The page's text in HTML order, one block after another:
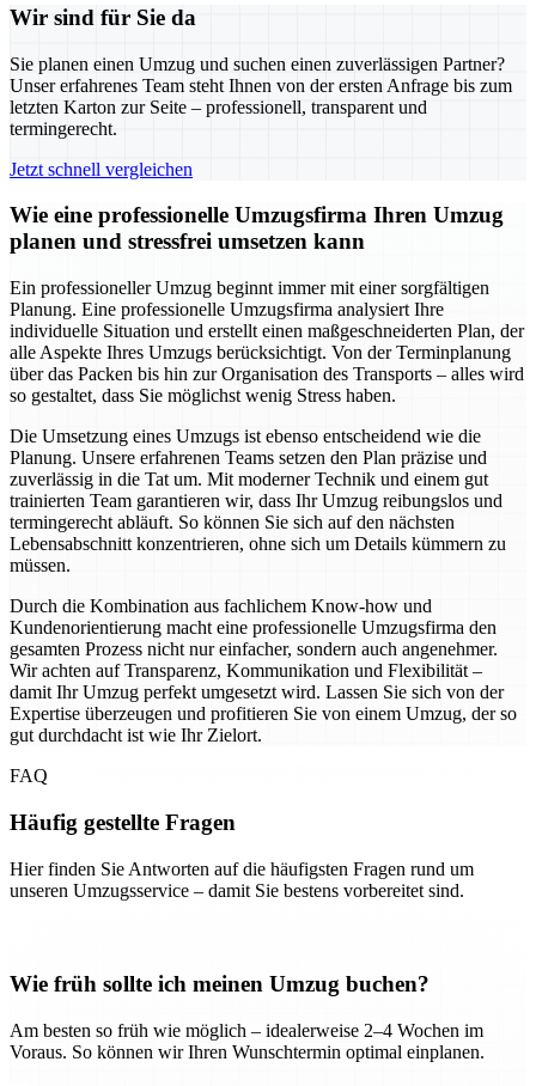
Wir sind für Sie da
Sie planen einen Umzug und suchen einen zuverlässigen Partner?
Unser erfahrenes Team steht Ihnen von der ersten Anfrage bis zum
letzten Karton zur Seite – professionell, transparent und
termingerecht.
Jetzt schnell vergleichen
Wie eine professionelle Umzugsfirma Ihren Umzug
planen und stressfrei umsetzen kann
Ein professioneller Umzug beginnt immer mit einer sorgfältigen
Planung. Eine professionelle Umzugsfirma analysiert Ihre
individuelle Situation und erstellt einen maßgeschneiderten Plan, der
alle Aspekte Ihres Umzugs berücksichtigt. Von der Terminplanung
über das Packen bis hin zur Organisation des Transports – alles wird
so gestaltet, dass Sie möglichst wenig Stress haben.
Die Umsetzung eines Umzugs ist ebenso entscheidend wie die
Planung. Unsere erfahrenen Teams setzen den Plan präzise und
zuverlässig in die Tat um. Mit moderner Technik und einem gut
trainierten Team garantieren wir, dass Ihr Umzug reibungslos und
termingerecht abläuft. So können Sie sich auf den nächsten
Lebensabschnitt konzentrieren, ohne sich um Details kümmern zu
müssen.
Durch die Kombination aus fachlichem Know-how und
Kundenorientierung macht eine professionelle Umzugsfirma den
gesamten Prozess nicht nur einfacher, sondern auch angenehmer.
Wir achten auf Transparenz, Kommunikation und Flexibilität –
damit Ihr Umzug perfekt umgesetzt wird. Lassen Sie sich von der
Expertise überzeugen und profitieren Sie von einem Umzug, der so
gut durchdacht ist wie Ihr Zielort.
FAQ
Häufig gestellte Fragen
Hier finden Sie Antworten auf die häufigsten Fragen rund um
unseren Umzugsservice – damit Sie bestens vorbereitet sind.
Wie früh sollte ich meinen Umzug buchen?
Am besten so früh wie möglich – idealerweise 2–4 Wochen im
Voraus. So können wir Ihren Wunschtermin optimal einplanen.